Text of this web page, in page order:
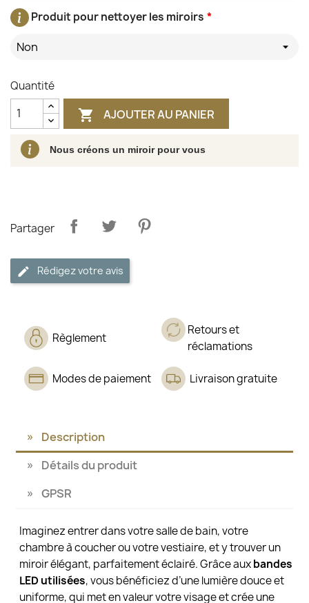
*
Produit pour nettoyer les miroirs
Non
Quantité
 AJOUTER AU PANIER
Nous créons un miroir pour vous
Partager
Rédigez votre avis
Règlement
Retours et
réclamations
Modes de paiement Livraison gratuite
Description
Détails du produit
GPSR
Imaginez entrer dans votre salle de bain, votre
chambre à coucher ou votre vestiaire, et y trouver un
miroir élégant, parfaitement éclairé. Grâce auxbandes
LED utilisées, vous bénéficiez d’une lumière douce et
uniforme, qui met en valeur votre visage et crée une